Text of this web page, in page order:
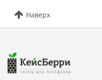
Наверх